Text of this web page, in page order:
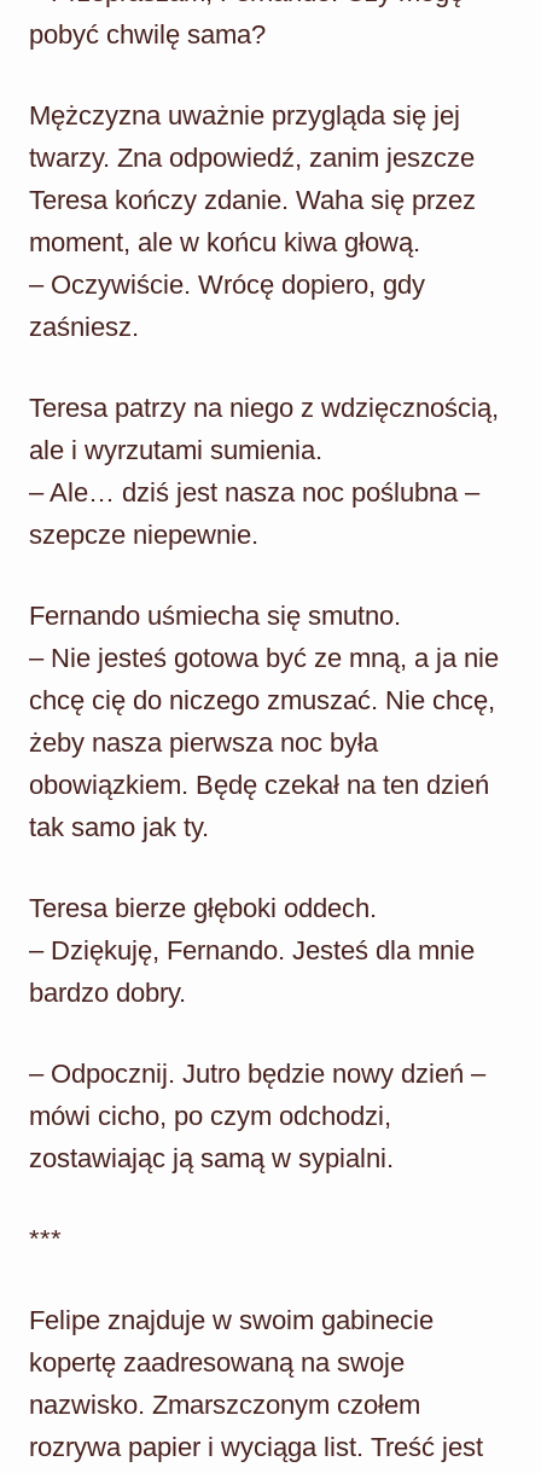
pobyć chwilę sama?
Mężczyzna uważnie przygląda się jej
twarzy. Zna odpowiedź, zanim jeszcze
Teresa kończy zdanie. Waha się przez
moment, ale w końcu kiwa głową.
– Oczywiście. Wrócę dopiero, gdy
zaśniesz.
Teresa patrzy na niego z wdzięcznością,
ale i wyrzutami sumienia.
– Ale… dziś jest nasza noc poślubna –
szepcze niepewnie.
Fernando uśmiecha się smutno.
– Nie jesteś gotowa być ze mną, a ja nie
chcę cię do niczego zmuszać. Nie chcę,
żeby nasza pierwsza noc była
obowiązkiem. Będę czekał na ten dzień
tak samo jak ty.
Teresa bierze głęboki oddech.
– Dziękuję, Fernando. Jesteś dla mnie
bardzo dobry.
– Odpocznij. Jutro będzie nowy dzień –
mówi cicho, po czym odchodzi,
zostawiając ją samą w sypialni.
***
Felipe znajduje w swoim gabinecie
kopertę zaadresowaną na swoje
nazwisko. Zmarszczonym czołem
rozrywa papier i wyciąga list. Treść jest